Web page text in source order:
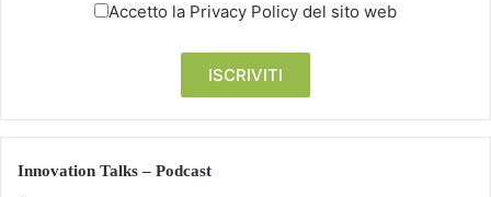
Accetto la Privacy Policy del sito web
Innovation Talks – Podcast